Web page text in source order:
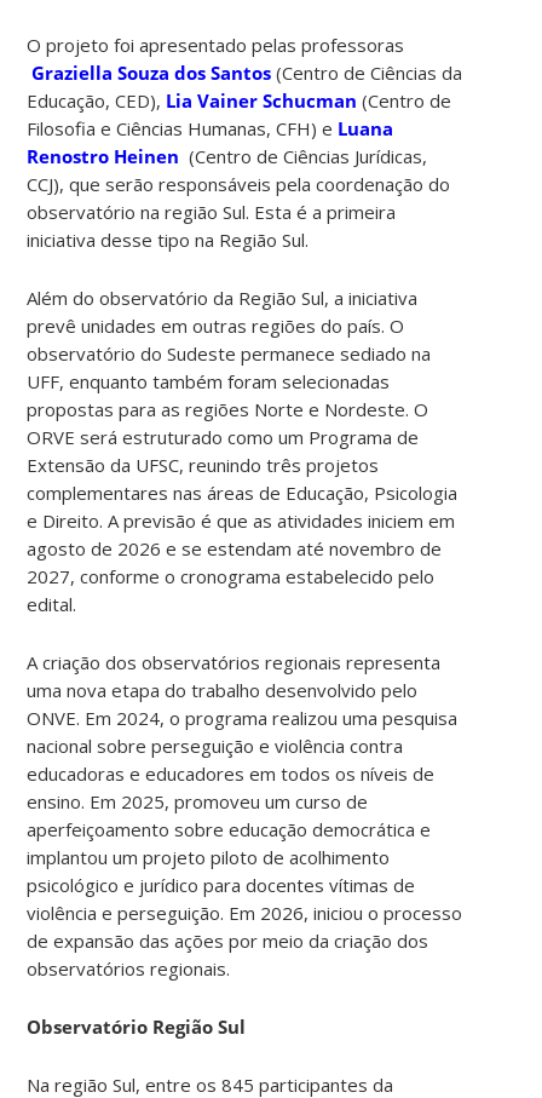
O projeto foi apresentado pelas professoras
Graziella Souza dos Santos (Centro de Ciências da
Educação, CED), Lia Vainer Schucman (Centro de
Filosofia e Ciências Humanas, CFH) e Luana
Renostro Heinen (Centro de Ciências Jurídicas,
CCJ), que serão responsáveis pela coordenação do
observatório na região Sul. Esta é a primeira
iniciativa desse tipo na Região Sul.
Além do observatório da Região Sul, a iniciativa
prevê unidades em outras regiões do país. O
observatório do Sudeste permanece sediado na
UFF, enquanto também foram selecionadas
propostas para as regiões Norte e Nordeste. O
ORVE será estruturado como um Programa de
Extensão da UFSC, reunindo três projetos
complementares nas áreas de Educação, Psicologia
e Direito. A previsão é que as atividades iniciem em
agosto de 2026 e se estendam até novembro de
2027, conforme o cronograma estabelecido pelo
edital.
A criação dos observatórios regionais representa
uma nova etapa do trabalho desenvolvido pelo
ONVE. Em 2024, o programa realizou uma pesquisa
nacional sobre perseguição e violência contra
educadoras e educadores em todos os níveis de
ensino. Em 2025, promoveu um curso de
aperfeiçoamento sobre educação democrática e
implantou um projeto piloto de acolhimento
psicológico e jurídico para docentes vítimas de
violência e perseguição. Em 2026, iniciou o processo
de expansão das ações por meio da criação dos
observatórios regionais.
Observatório Região Sul
Na região Sul, entre os 845 participantes da